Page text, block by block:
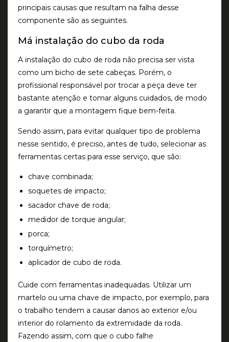
principais causas que resultam na falha desse
componente são as seguintes.
Má instalação do cubo da roda
A instalação do cubo de roda não precisa ser vista
como um bicho de sete cabeças. Porém, o
profissional responsável por trocar a peça deve ter
bastante atenção e tomar alguns cuidados, de modo
a garantir que a montagem fique bem-feita.
Sendo assim, para evitar qualquer tipo de problema
nesse sentido, é preciso, antes de tudo, selecionar as
ferramentas certas para esse serviço, que são:
chave combinada;
soquetes de impacto;
sacador chave de roda;
medidor de torque angular;
porca;
torquímetro;
aplicador de cubo de roda.
Cuide com ferramentas inadequadas. Utilizar um
martelo ou uma chave de impacto, por exemplo, para
o trabalho tendem a causar danos ao exterior e/ou
interior do rolamento da extremidade da roda.
Fazendo assim, com que o cubo falhe